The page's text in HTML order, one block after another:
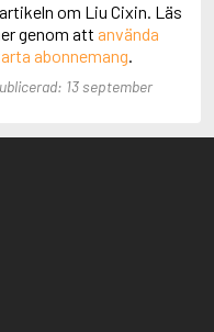
om Liu Cixin. Läs
genom att använda
abonnemang.
13 september